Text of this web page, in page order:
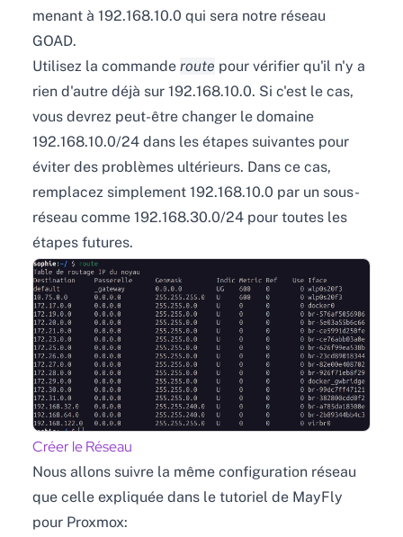
menant à 192.168.10.0 qui sera notre réseau
GOAD.
Utilisez la commande route pour vérifier qu'il n'y a
rien d'autre déjà sur 192.168.10.0. Si c'est le cas,
vous devrez peut-être changer le domaine
192.168.10.0/24 dans les étapes suivantes pour
éviter des problèmes ultérieurs. Dans ce cas,
remplacez simplement 192.168.10.0 par un sous-
réseau comme 192.168.30.0/24 pour toutes les
étapes futures.
Créer le Réseau
Nous allons suivre la même configuration réseau
que celle expliquée dans le tutoriel de MayFly
pour Proxmox: